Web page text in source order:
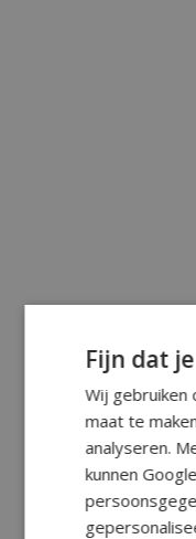
Fijn dat
Wij gebruiken
maat te
analyseren.
kunnen